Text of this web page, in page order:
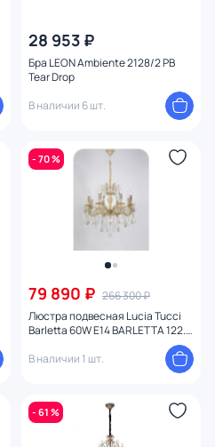
28 953 ₽
Бра LEON Ambiente 2128/2 PB
Tear Drop
В наличии 6 шт.
- 70 %
79 890 ₽ 266 300 ₽
Люстра подвесная Lucia Tucci
Barletta 60W E14 BARLETTA 122.8
В наличии 1 шт.
- 61 %